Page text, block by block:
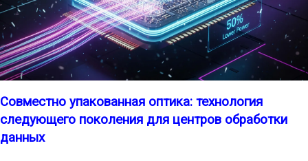
Совместно упакованная оптика: технология
следующего поколения для центров обработки
данных